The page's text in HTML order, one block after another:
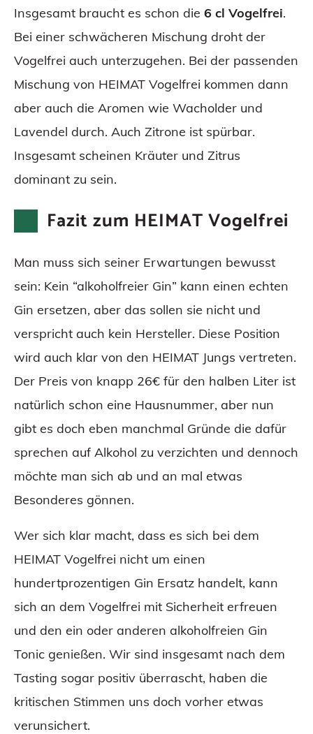
Insgesamt braucht es schon die 6 cl Vogelfrei.
Bei einer schwächeren Mischung droht der
Vogelfrei auch unterzugehen. Bei der passenden
Mischung von HEIMAT Vogelfrei kommen dann
aber auch die Aromen wie Wacholder und
Lavendel durch. Auch Zitrone ist spürbar.
Insgesamt scheinen Kräuter und Zitrus
dominant zu sein.
Fazit zum HEIMAT Vogelfrei
Man muss sich seiner Erwartungen bewusst
sein: Kein “alkoholfreier Gin” kann einen echten
Gin ersetzen, aber das sollen sie nicht und
verspricht auch kein Hersteller. Diese Position
wird auch klar von den HEIMAT Jungs vertreten.
Der Preis von knapp 26€ für den halben Liter ist
natürlich schon eine Hausnummer, aber nun
gibt es doch eben manchmal Gründe die dafür
sprechen auf Alkohol zu verzichten und dennoch
möchte man sich ab und an mal etwas
Besonderes gönnen.
Wer sich klar macht, dass es sich bei dem
HEIMAT Vogelfrei nicht um einen
hundertprozentigen Gin Ersatz handelt, kann
sich an dem Vogelfrei mit Sicherheit erfreuen
und den ein oder anderen alkoholfreien Gin
Tonic genießen. Wir sind insgesamt nach dem
Tasting sogar positiv überrascht, haben die
kritischen Stimmen uns doch vorher etwas
verunsichert.